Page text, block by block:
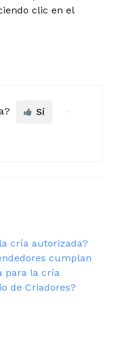
clic en el
Sí
cría autorizada?
cumplan
para la cría
de Criadores?